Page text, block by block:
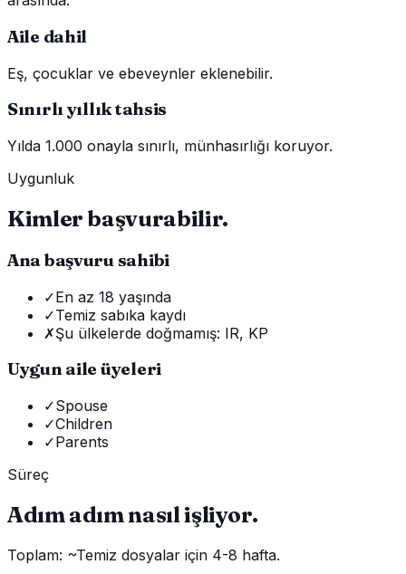
Aile dahil
Eş, çocuklar ve ebeveynler eklenebilir.
Sınırlı yıllık tahsis
Yılda 1.000 onayla sınırlı, münhasırlığı koruyor.
Uygunluk
Kimler başvurabilir.
Ana başvuru sahibi
✓En az 18 yaşında
✓Temiz sabıka kaydı
✗Şu ülkelerde doğmamış: IR, KP
Uygun aile üyeleri
✓Spouse
✓Children
✓Parents
Süreç
Adım adım nasıl işliyor.
Toplam: ~Temiz dosyalar için 4-8 hafta.